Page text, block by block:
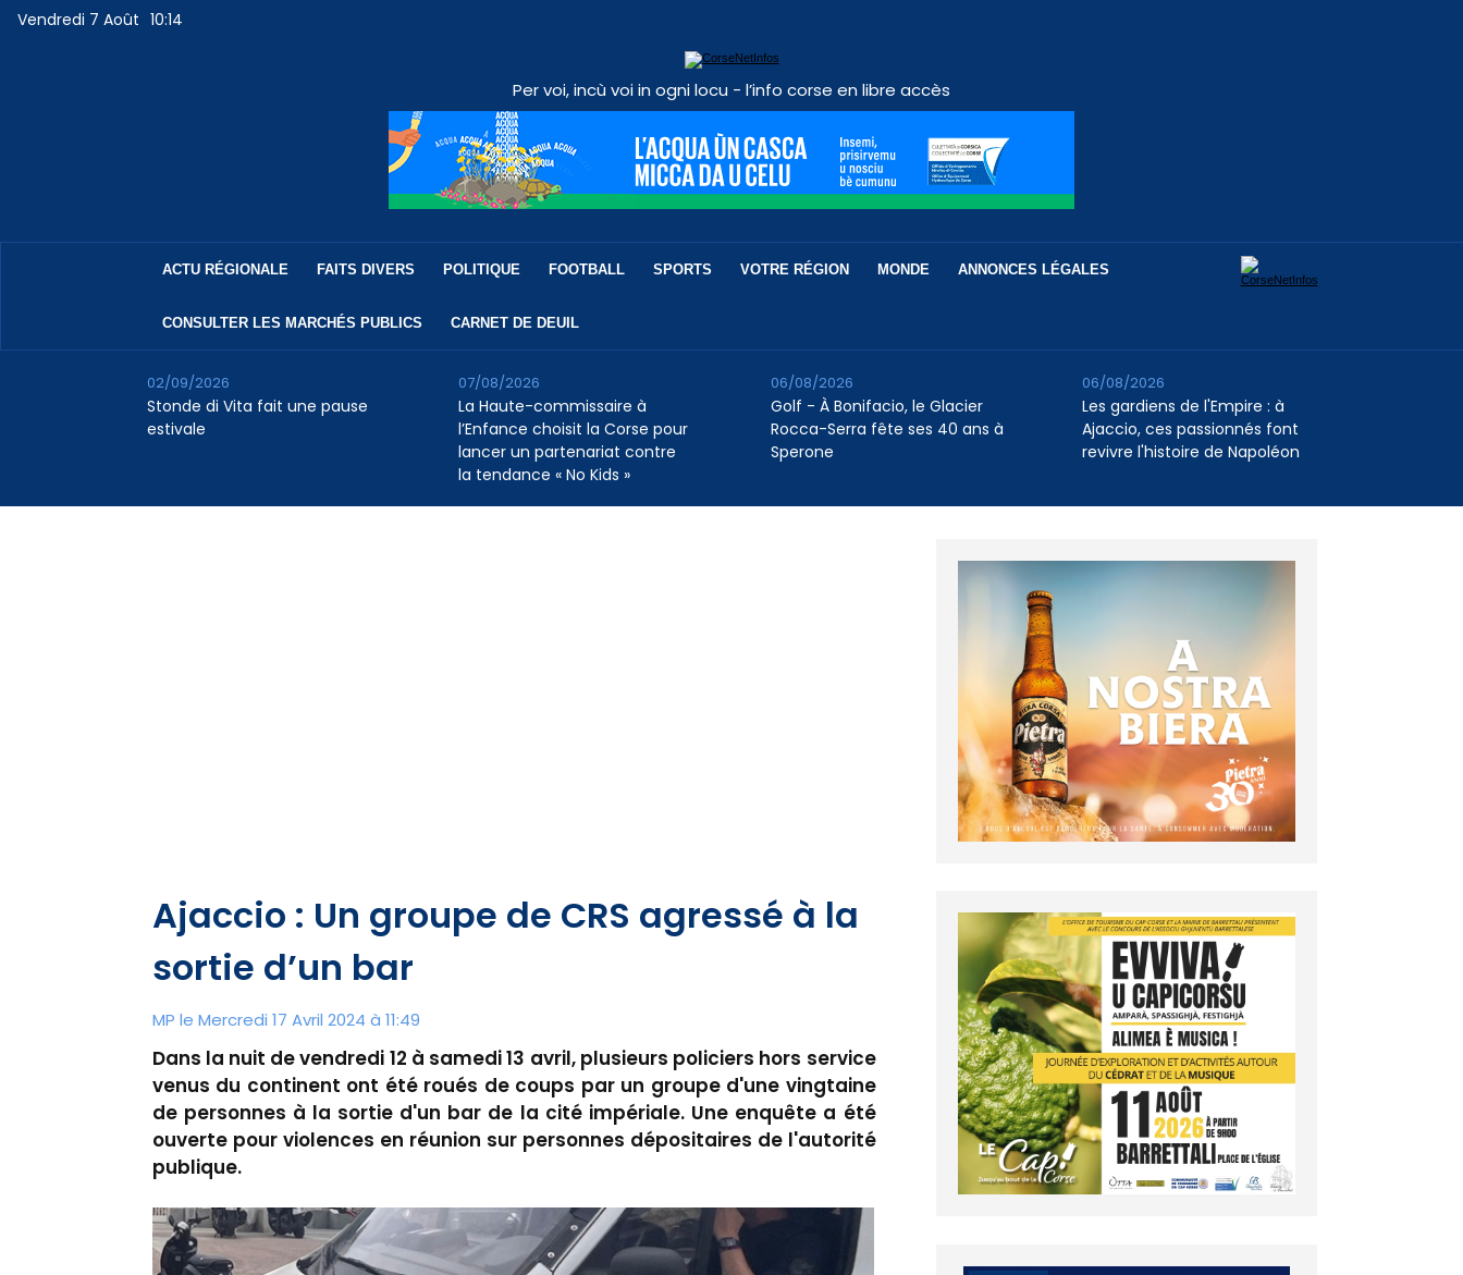
Vendredi 7 Août 10:14
Per voi, incù voi in ogni locu - l’info corse en libre accès
ACTU RÉGIONALE FAITS DIVERS POLITIQUE FOOTBALL SPORTS VOTRE RÉGION MONDE ANNONCES LÉGALES
CONSULTER LES MARCHÉS PUBLICS CARNET DE DEUIL
Stonde di Vita fait une pause
estivale
02/09/2026
La Haute-commissaire à
l’Enfance choisit la Corse pour
lancer un partenariat contre
la tendance « No Kids »
07/08/2026
Golf - À Bonifacio, le Glacier
Rocca-Serra fête ses 40 ans à
Sperone
06/08/2026
Les gardiens de l'Empire : à
Ajaccio, ces passionnés font
revivre l'histoire de Napoléon
06/08/2026
Ajaccio : Un groupe de CRS agressé à la
sortie d’un bar
MP le Mercredi 17 Avril 2024 à 11:49
Dans la nuit de vendredi 12 à samedi 13 avril, plusieurs policiers hors service
venus du continent ont été roués de coups par un groupe d'une vingtaine
de personnes à la sortie d'un bar de la cité impériale. Une enquête a été
ouverte pour violences en réunion sur personnes dépositaires de l'autorité
publique.